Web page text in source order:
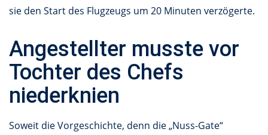
sie den Start des Flugzeugs um 20 Minuten verzögerte.
Angestellter musste vor
Tochter des Chefs
niederknien
Soweit die Vorgeschichte, denn die „Nuss-Gate“